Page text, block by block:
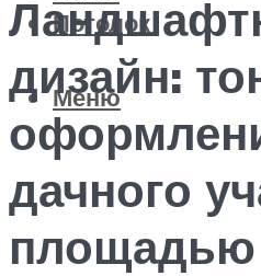
Потолок
Меню
дизайн:
дачного
площадью